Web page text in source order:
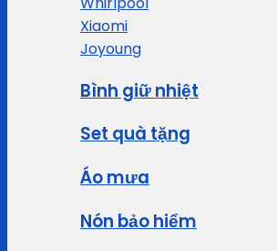
Xiaomi
Joyoung
Bình giữ nhiệt
Set quà tặng
Áo mưa
Nón bảo hiểm